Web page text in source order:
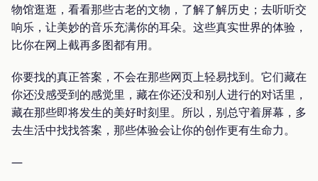
物馆逛逛，看看那些古老的文物，了解了解历史；去听听交
响乐，让美妙的音乐充满你的耳朵。这些真实世界的体验，
比你在网上截再多图都有用。
你要找的真正答案，不会在那些网页上轻易找到。它们藏在
你还没感受到的感觉里，藏在你还没和别人进行的对话里，
藏在那些即将发生的美好时刻里。所以，别总守着屏幕，多
去生活中找找答案，那些体验会让你的创作更有生命力。
—